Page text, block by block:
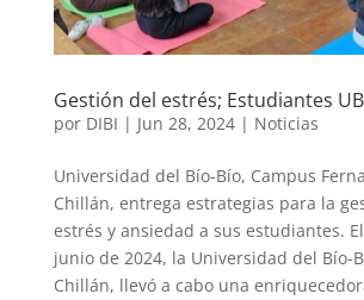
Gestión del estrés; Estudiantes
por DIBI | Jun 28, 2024| Noticias
Universidad del Bío-Bío, Campus
Chillán, entrega estrategias para la
estrés y ansiedad a sus estudiantes.
junio de 2024, la Universidad del Bío-
Chillán, llevó a cabo una